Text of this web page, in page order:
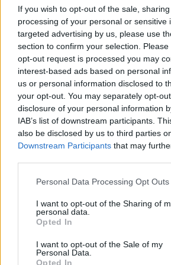
If you wish to opt-out of the sale,
processing of your personal or sensitive
targeted advertising by us, please use
section to confirm your selection.
opt-out request is processed you may
interest-based ads based on personal
us or personal information disclosed to
your opt-out. You may separately opt-
disclosure of your personal information
IAB’s list of downstream participants.
also be disclosed by us to third parties
Downstream Participants that may
Personal Data Processing Opt Outs
I want to opt-out of the Sharing of
personal data.
Opted In
I want to opt-out of the Sale of my
Personal Data.
Opted In
Απομακρυσμένης
Επιχειρήσεις και Ιδιώτες
Rittal Greece – Λύσεις
Data Center Επόμενης
Post-Quantum
σημαίνει πρακτικά για τις
Browser extensions: Ένα
MLOps, η παρακολούθηση μοντέλων ΑΙ,
LLM‑based assistants και οι πολιτικές
Δομημένες πρακτικές και πρότυπα: ο
μείωση κινδύνων
Σε αυτό το σημείο, πολλές εταιρείες
με τη χρήση δομημένων πρακτικών όπως
υιοθέτηση διεθνών προτύπων όπως το ISO/
μειώνουν δραστικά τους σχετικούς
ότι πλέον υιοθετούν μια κοινή γλώσσα για
τυποποιημένους ελέγχους, σαφείς ρόλους
απόδοσης/αξιοπιστίας, καθώς και
παρακολούθησης και βελτίωσης των
Μια συνοπτική κωδικοποίηση των αρχών
διαφοροποίηση ανάμεσα σε start‑ups και
Top 5 συμβουλές για start‑ups σε Health/
Σχεδιασμός της ασφάλειας και της
μηχανισμών AI
feature
με πολιτικές για τα δεδομένα και τα